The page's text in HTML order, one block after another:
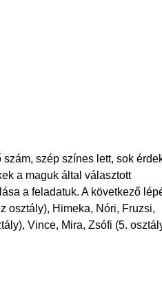
szép színes lett, sok
a maguk által választott
a feladatuk. A következő
osztály), Himeka, Nóri, Fruzsi,
Vince, Mira, Zsófi (5.